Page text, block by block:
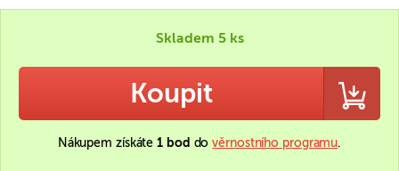
Skladem 5 ks
Koupit
Nákupem získáte1 bod dověrnostního programu.